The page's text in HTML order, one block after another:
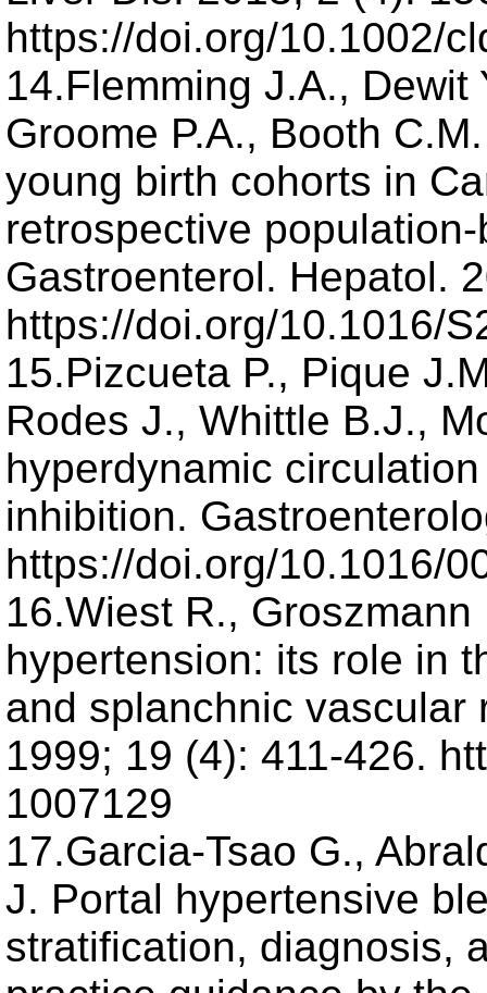
https://doi.org/10.1002/
14.Flemming J.A.,
Groome P.A., Booth
young birth cohorts in
retrospective
Gastroenterol. Hepatol.
https://doi.org/10.1016/
15.Pizcueta P., Pique
Rodes J., Whittle B.J.,
hyperdynamic
inhibition.
https://doi.org/10.1016/
16.Wiest R.,
hypertension: its role in
and splanchnic vascular
1999; 19 (4): 411-426.
1007129
17.Garcia-Tsao G.,
J. Portal hypertensive
stratification, diagnosis,